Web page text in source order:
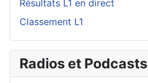
Résultats L1 en direct
Classement L1
Radios et Podcasts